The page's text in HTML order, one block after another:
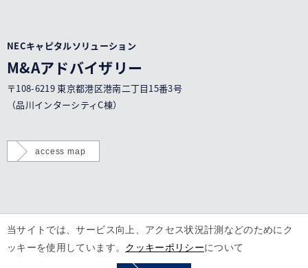
NECキャピタルソリューション
M&Aアドバイザリー
〒108-6219 東京都港区港南二丁目15番3号
（品川インターシティC棟）
access map
当サイトでは、サービス向上、アクセス状況計測などのためにク
ッキーを使用しています。 クッキーポリシーについて